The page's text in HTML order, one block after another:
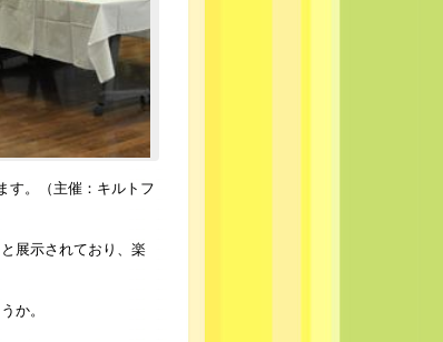
す。（主催：キルトフ
展示されており、楽
か。